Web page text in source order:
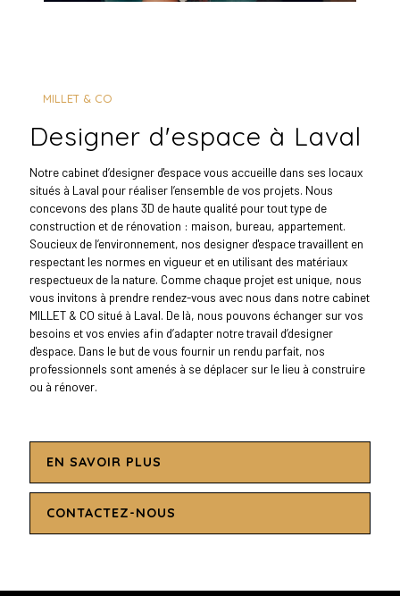
MILLET & CO
designer d'espace à Laval
Notre cabinet d’designer d'espace vous accueille dans ses locaux
situés à Laval pour réaliser l’ensemble de vos projets. Nous
concevons des plans 3D de haute qualité pour tout type de
construction et de rénovation : maison, bureau, appartement.
Soucieux de l’environnement, nos designer d'espace travaillent en
respectant les normes en vigueur et en utilisant des matériaux
respectueux de la nature. Comme chaque projet est unique, nous
vous invitons à prendre rendez-vous avec nous dans notre cabinet
MILLET & CO situé à Laval. De là, nous pouvons échanger sur vos
besoins et vos envies afin d’adapter notre travail d’designer
d'espace. Dans le but de vous fournir un rendu parfait, nos
professionnels sont amenés à se déplacer sur le lieu à construire
ou à rénover.
EN SAVOIR PLUS
CONTACTEZ-NOUS